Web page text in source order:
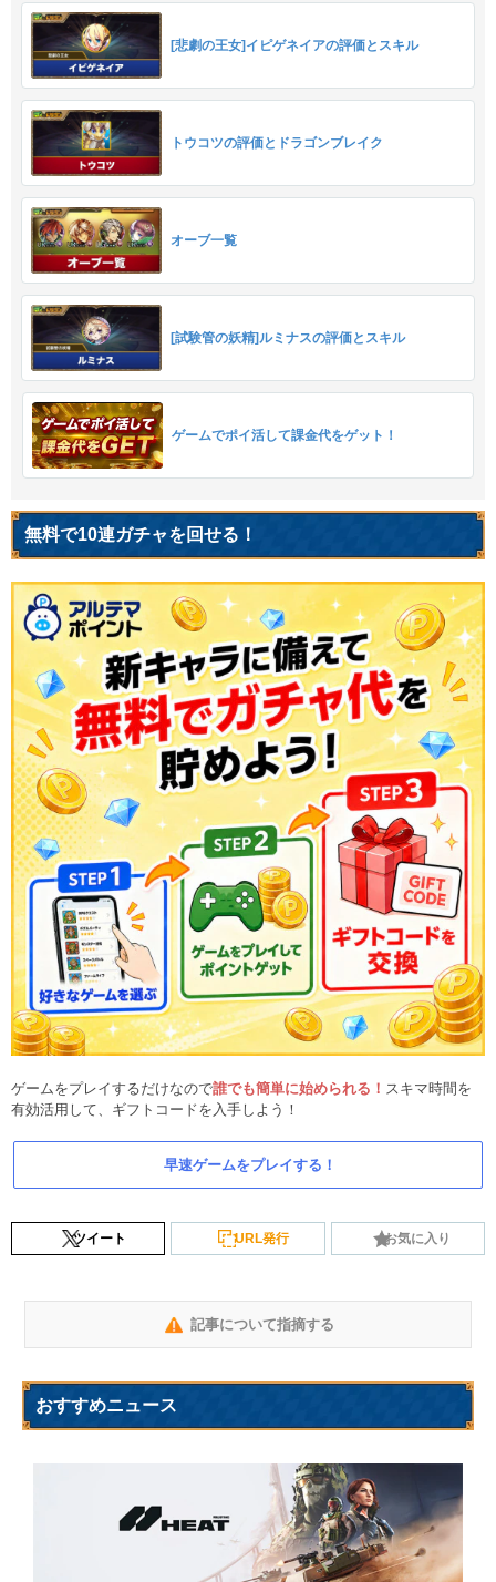
[悲劇の王女]イピゲネイアの評価とスキル
トウコツの評価とドラゴンブレイク
オーブ一覧
[試験管の妖精]ルミナスの評価とスキル
ゲームでポイ活して課金代をゲット！
無料で10連ガチャを回せる！
ゲームをプレイするだけなので誰でも簡単に始められる！ スキマ時間を
有効活用して、ギフトコードを入手しよう！
早速ゲームをプレイする！
ツイート URL発行 お気に入り
記事について指摘する
おすすめニュース